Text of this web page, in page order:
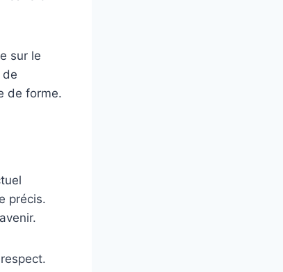
sur le
de
de forme.
précis.